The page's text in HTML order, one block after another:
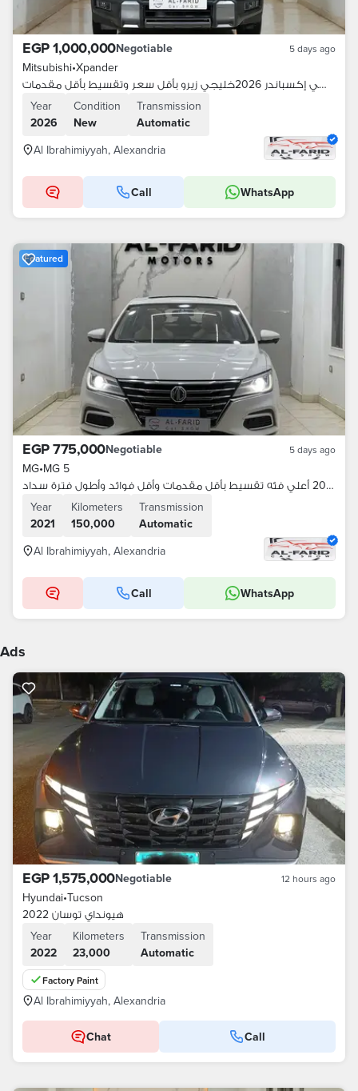
EGP 1,000,000Negotiable 5 days ago
Mitsubishi•Xpander
ميتسوبيشي إكسباندر 2026خليجي زيرو بأقل سعر وتقسيط بأقل مقدمات
Year
2026
Condition
New
Transmission
Automatic
Al Ibrahimiyyah, Alexandria
Call WhatsApp
Featured
EGP 775,000Negotiable 5 days ago
MG•MG 5
ام جي 5 2021 أعلي فئه تقسيط بأقل مقدمات وأقل فوائد وأطول فترة سداد
Year
2021
Kilometers
150,000
Transmission
Automatic
Al Ibrahimiyyah, Alexandria
Call WhatsApp
Ads
EGP 1,575,000Negotiable 12 hours ago
Hyundai•Tucson
هيونداي توسان 2022
Year
2022
Kilometers
23,000
Transmission
Automatic
Factory Paint
Al Ibrahimiyyah, Alexandria
Chat Call